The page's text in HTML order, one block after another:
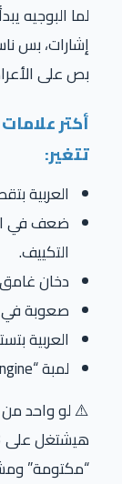
لما البوجيه
إشارات، بس
بص على
أكتر
تتغير:
العربية
ضعف في
التكييف.
دخان
صعوبة في
العربية
لمبة “Check Engine” منوّرة من غير سبب واضح.
⚠️ لو واحد من
“مكتومة”